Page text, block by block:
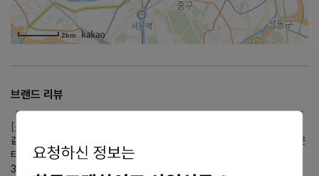
2km
브랜드 리뷰
[부천미용실] 신중동남자머리 염색 잘하는 곳박승철헤어스투디오....
같아요 ️박승철헤어스투디오중동롯데점 경기 부천시 원미구 길주로 288 다운
타운빌딩 2층 205호박승철중동롯데점 매일 10:00-20:00 032-324-
3390헤어스파, 두피클리닉, 1인미용실, 남성전문/바버샵, 심야영업...